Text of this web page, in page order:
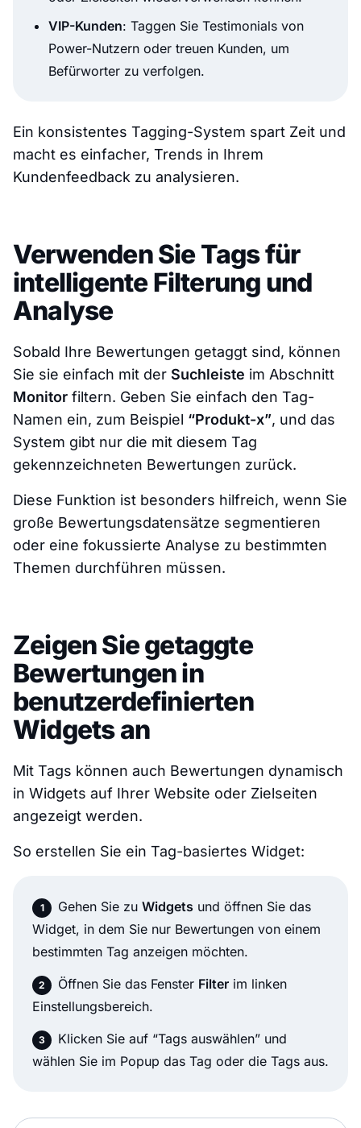
VIP-Kunden: Taggen Sie Testimonials von
Power-Nutzern oder treuen Kunden, um
Befürworter zu verfolgen.
Ein konsistentes Tagging-System spart Zeit und
macht es einfacher, Trends in Ihrem
Kundenfeedback zu analysieren.
Verwenden Sie Tags für
intelligente Filterung und
Analyse
Sobald Ihre Bewertungen getaggt sind, können
Sie sie einfach mit der Suchleiste im Abschnitt
Monitor filtern. Geben Sie einfach den Tag-
Namen ein, zum Beispiel “Produkt-x”, und das
System gibt nur die mit diesem Tag
gekennzeichneten Bewertungen zurück.
Diese Funktion ist besonders hilfreich, wenn Sie
große Bewertungsdatensätze segmentieren
oder eine fokussierte Analyse zu bestimmten
Themen durchführen müssen.
Zeigen Sie getaggte
Bewertungen in
benutzerdefinierten
Widgets an
Mit Tags können auch Bewertungen dynamisch
in Widgets auf Ihrer Website oder Zielseiten
angezeigt werden.
So erstellen Sie ein Tag-basiertes Widget:
Gehen Sie zu Widgets und öffnen Sie das
Widget, in dem Sie nur Bewertungen von einem
bestimmten Tag anzeigen möchten.
Öffnen Sie das Fenster Filter im linken
Einstellungsbereich.
Klicken Sie auf “Tags auswählen” und
wählen Sie im Popup das Tag oder die Tags aus.